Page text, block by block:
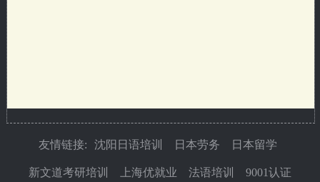
友情链接: 沈阳日语培训 日本劳务 日本留学
新文道考研培训 上海优就业 法语培训 9001认证